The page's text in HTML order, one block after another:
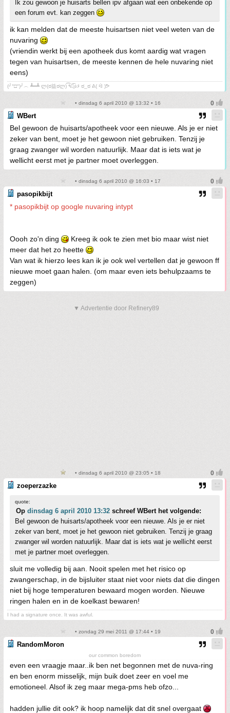
Ik zou gewoon je huisarts bellen ipv afgaan wat een onbekende op
een forum evt. kan zeggen
ik kan melden dat de meeste huisartsen niet veel weten van de
nuvaring
(vriendin werkt bij een apotheek dus komt aardig wat vragen
tegen van huisartsen, de meeste kennen de hele nuvaring niet
eens)
(╯°□°)╯︵ ┻━┻ ლ(ಠ益ಠლ) ٩͡๏̯͡๏۶ ಠ_ಠ ᕕ( ᐛ )ᕗ
• dinsdag 6 april 2010 @ 13:32 • 16
WBert
Bel gewoon de huisarts/apotheek voor een nieuwe. Als je er niet
zeker van bent, moet je het gewoon niet gebruiken. Tenzij je
graag zwanger wil worden natuurlijk. Maar dat is iets wat je
wellicht eerst met je partner moet overleggen.
• dinsdag 6 april 2010 @ 16:03 • 17
pasopikbijt
* pasopikbijt op google nuvaring intypt
Oooh zo'n ding
Kreeg ik ook te zien met bio maar wist niet
meer dat het zo heette
Van wat ik hierzo lees kan ik je ook wel vertellen dat je gewoon ff
nieuwe moet gaan halen. (om maar even iets behulpzaams te
zeggen)
▼ Advertentie door Refinery89
• dinsdag 6 april 2010 @ 23:05 • 18
zoeperzazke
quote:
Op dinsdag 6 april 2010 13:32 schreef WBert het volgende:
Bel gewoon de huisarts/apotheek voor een nieuwe. Als je er niet
zeker van bent, moet je het gewoon niet gebruiken. Tenzij je graag
zwanger wil worden natuurlijk. Maar dat is iets wat je wellicht eerst
met je partner moet overleggen.
sluit me volledig bij aan. Nooit spelen met het risico op
zwangerschap, in de bijsluiter staat niet voor niets dat die dingen
niet bij hoge temperaturen bewaard mogen worden. Nieuwe
ringen halen en in de koelkast bewaren!
I had a signature once. It was awful.
• zondag 29 mei 2011 @ 17:44 • 19
RandomMoron
our common boredom
even een vraagje maar..ik ben net begonnen met de nuva-ring
en ben enorm misselijk, mijn buik doet zeer en voel me
emotioneel. Alsof ik zeg maar mega-pms heb ofzo...
hadden jullie dit ook? ik hoop namelijk dat dit snel overgaat